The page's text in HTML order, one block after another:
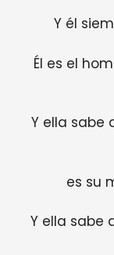
Y él
Él es el
Y ella sabe
es su
Y ella sabe